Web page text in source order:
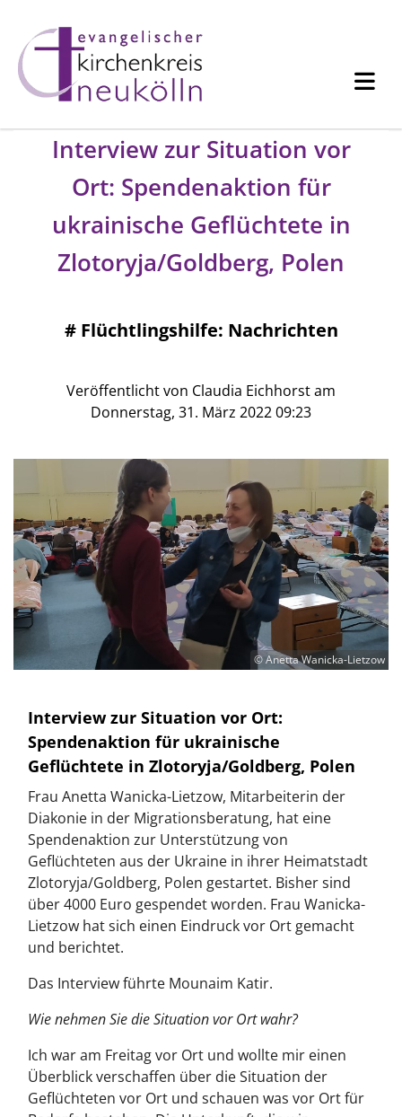
Interview zur Situation vor
Ort: Spendenaktion für
ukrainische Geflüchtete in
Zlotoryja/Goldberg, Polen
# Flüchtlingshilfe: Nachrichten
Veröffentlicht von Claudia Eichhorst am
Donnerstag, 31. März 2022 09:23
© Anetta Wanicka-Lietzow
Interview zur Situation vor Ort:
Spendenaktion für ukrainische
Geflüchtete in Zlotoryja/Goldberg, Polen
Frau Anetta Wanicka-Lietzow, Mitarbeiterin der
Diakonie in der Migrationsberatung, hat eine
Spendenaktion zur Unterstützung von
Geflüchteten aus der Ukraine in ihrer Heimatstadt
Zlotoryja/Goldberg, Polen gestartet. Bisher sind
über 4000 Euro gespendet worden. Frau Wanicka-
Lietzow hat sich einen Eindruck vor Ort gemacht
und berichtet.
Das Interview führte Mounaim Katir.
Wie nehmen Sie die Situation vor Ort wahr?
Ich war am Freitag vor Ort und wollte mir einen
Überblick verschaffen über die Situation der
Geflüchteten vor Ort und schauen was vor Ort für